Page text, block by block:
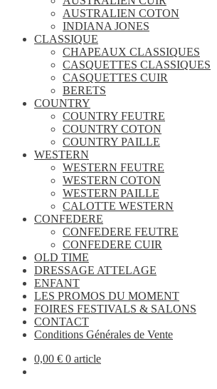
AUSTRALIEN COTON
INDIANA JONES
CLASSIQUE
CHAPEAUX CLASSIQUES
CASQUETTES CLASSIQUES
CASQUETTES CUIR
BERETS
COUNTRY
COUNTRY FEUTRE
COUNTRY COTON
COUNTRY PAILLE
WESTERN
WESTERN FEUTRE
WESTERN COTON
WESTERN PAILLE
CALOTTE WESTERN
CONFEDERE
CONFEDERE FEUTRE
CONFEDERE CUIR
OLD TIME
DRESSAGE ATTELAGE
ENFANT
LES PROMOS DU MOMENT
FOIRES FESTIVALS & SALONS
CONTACT
Conditions Générales de Vente
0,00 € 0 article